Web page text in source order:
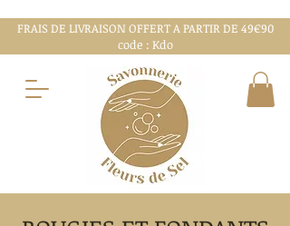
FRAIS DE LIVRAISON OFFERT A PARTIR DE 49€90
code : Kdo